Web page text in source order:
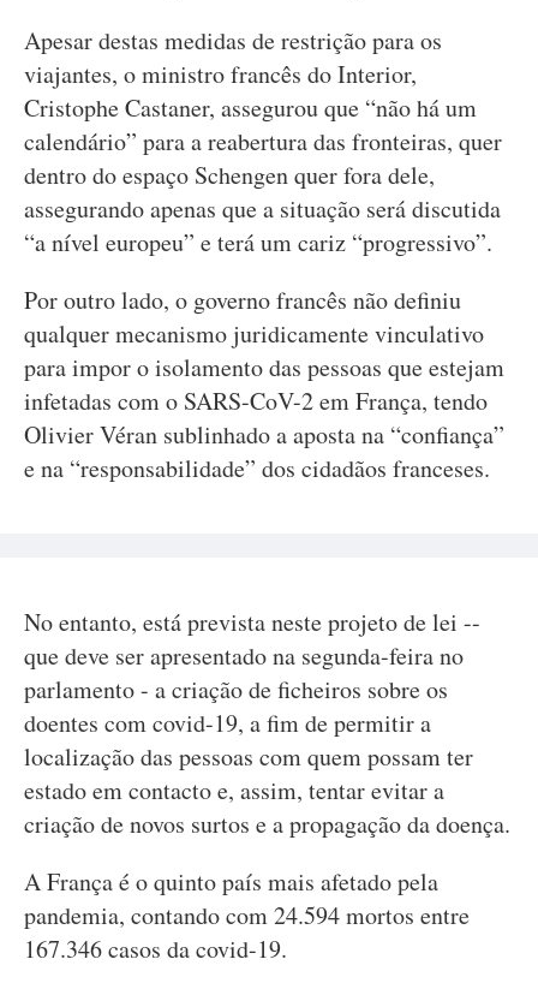
Apesar destas medidas de restrição para os
viajantes, o ministro francês do Interior,
Cristophe Castaner, assegurou que “não há um
calendário” para a reabertura das fronteiras, quer
dentro do espaço Schengen quer fora dele,
assegurando apenas que a situação será discutida
“a nível europeu” e terá um cariz “progressivo”.
Por outro lado, o governo francês não definiu
qualquer mecanismo juridicamente vinculativo
para impor o isolamento das pessoas que estejam
infetadas com o SARS-CoV-2 em França, tendo
Olivier Véran sublinhado a aposta na “confiança”
e na “responsabilidade” dos cidadãos franceses.
No entanto, está prevista neste projeto de lei --
que deve ser apresentado na segunda-feira no
parlamento - a criação de ficheiros sobre os
doentes com covid-19, a fim de permitir a
localização das pessoas com quem possam ter
estado em contacto e, assim, tentar evitar a
criação de novos surtos e a propagação da doença.
A França é o quinto país mais afetado pela
pandemia, contando com 24.594 mortos entre
167.346 casos da covid-19.